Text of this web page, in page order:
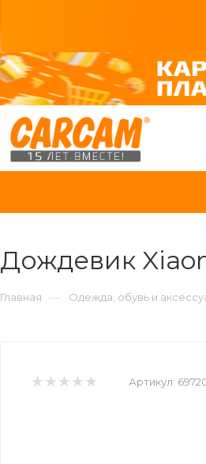
Дождевик
Главная — Одежда, обувь и
Артикул: